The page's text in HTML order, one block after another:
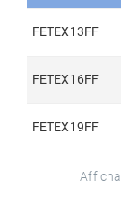
FETEX13FF
FETEX16FF
FETEX19FF